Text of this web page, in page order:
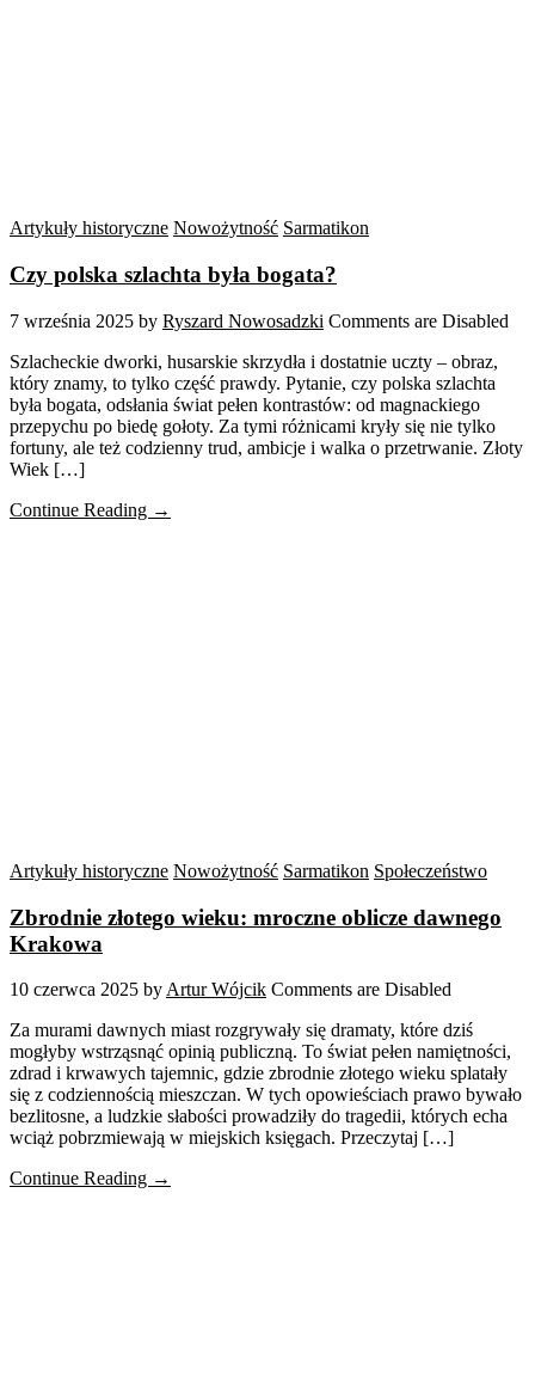
Artykuły historyczne Nowożytność Sarmatikon
Czy polska szlachta była bogata?
7 września 2025 by Ryszard Nowosadzki Comments are Disabled
Szlacheckie dworki, husarskie skrzydła i dostatnie uczty – obraz,
który znamy, to tylko część prawdy. Pytanie, czy polska szlachta
była bogata, odsłania świat pełen kontrastów: od magnackiego
przepychu po biedę gołoty. Za tymi różnicami kryły się nie tylko
fortuny, ale też codzienny trud, ambicje i walka o przetrwanie. Złoty
Wiek […]
Continue Reading →
Artykuły historyczne Nowożytność Sarmatikon Społeczeństwo
Zbrodnie złotego wieku: mroczne oblicze dawnego
Krakowa
10 czerwca 2025 by Artur Wójcik Comments are Disabled
Za murami dawnych miast rozgrywały się dramaty, które dziś
mogłyby wstrząsnąć opinią publiczną. To świat pełen namiętności,
zdrad i krwawych tajemnic, gdzie zbrodnie złotego wieku splatały
się z codziennością mieszczan. W tych opowieściach prawo bywało
bezlitosne, a ludzkie słabości prowadziły do tragedii, których echa
wciąż pobrzmiewają w miejskich księgach. Przeczytaj […]
Continue Reading →